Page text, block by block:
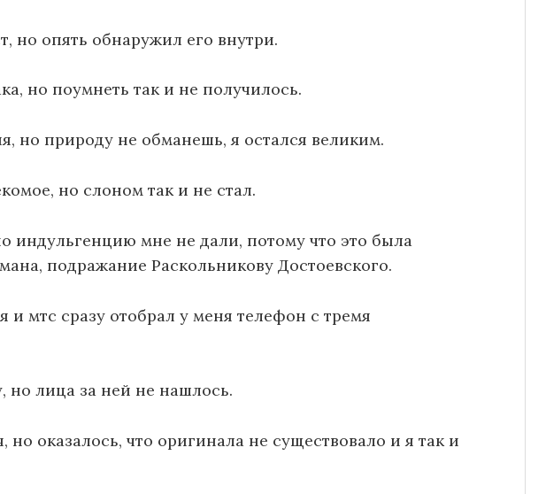
но опять обнаружил его внутри.
но поумнеть так и не получилось.
но природу не обманешь, я остался великим.
но слоном так и не стал.
индульгенцию мне не дали, потому что это была
подражание Раскольникову Достоевского.
и мтс сразу отобрал у меня телефон с тремя
но лица за ней не нашлось.
но оказалось, что оригинала не существовало и я так и